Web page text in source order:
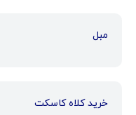
مبل
خرید کلاه کاسکت